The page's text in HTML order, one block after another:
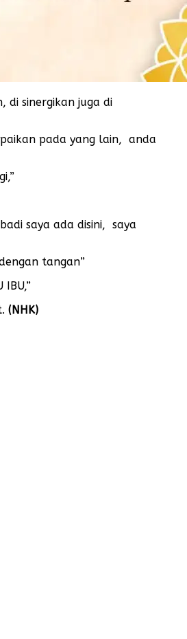
di sinergikan juga di
pada yang lain, anda
saya ada disini, saya
tangan”
(NHK)